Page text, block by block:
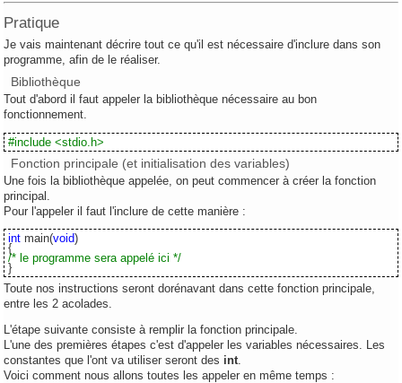
Pratique
Je vais maintenant décrire tout ce qu'il est nécessaire d'inclure dans son
programme, afin de le réaliser.
Bibliothèque
Tout d'abord il faut appeler la bibliothèque nécessaire au bon
fonctionnement.
#include <stdio.h>
Fonction principale (et initialisation des variables)
Une fois la bibliothèque appelée, on peut commencer à créer la fonction
principal.
Pour l'appeler il faut l'inclure de cette manière :
int main(void)
{
/* le programme sera appelé ici */
}
Toute nos instructions seront dorénavant dans cette fonction principale,
entre les 2 acolades.
L'étape suivante consiste à remplir la fonction principale.
L'une des premières étapes c'est d'appeler les variables nécessaires. Les
constantes que l'ont va utiliser seront des int
Voici comment nous allons toutes les appeler en même temps :